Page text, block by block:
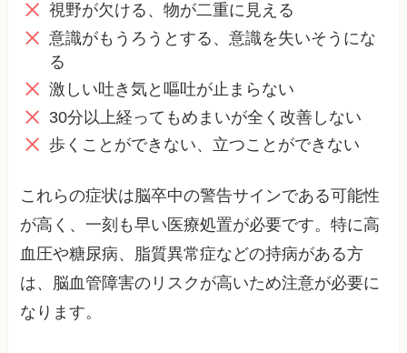
視野が欠ける、物が二重に見える
意識がもうろうとする、意識を失いそうにな
る
激しい吐き気と嘔吐が止まらない
30分以上経ってもめまいが全く改善しない
歩くことができない、立つことができない
これらの症状は脳卒中の警告サインである可能性
が高く、一刻も早い医療処置が必要です。特に高
血圧や糖尿病、脂質異常症などの持病がある方
は、脳血管障害のリスクが高いため注意が必要に
なります。